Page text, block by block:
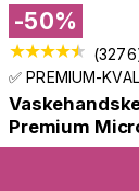
-50%
(3276
✅ PREMIUM-
Premium